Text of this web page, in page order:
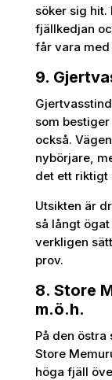
söker sig hit.
fjällkedjan
får vara med
9.
som
också.
nybörjare,
det ett riktigt
Utsikten är
så långt
verkligen
prov.
8. Store
m.ö.h.
På den
Store
höga fjäll